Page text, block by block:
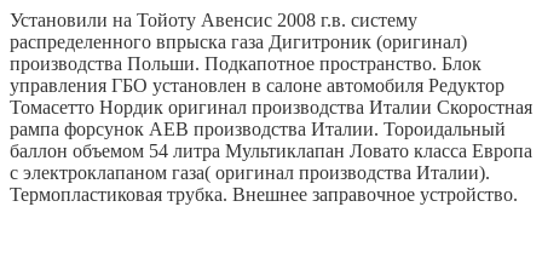
Установили на Тойоту Авенсис 2008 г.в. систему
распределенного впрыска газа Дигитроник (оригинал)
производства Польши. Подкапотное пространство. Блок
управления ГБО установлен в салоне автомобиля Редуктор
Томасетто Нордик оригинал производства Италии Скоростная
рампа форсунок АЕВ производства Италии. Тороидальный
баллон объемом 54 литра Мультиклапан Ловато класса Европа
с электроклапаном газа( оригинал производства Италии).
Термопластиковая трубка. Внешнее заправочное устройство.